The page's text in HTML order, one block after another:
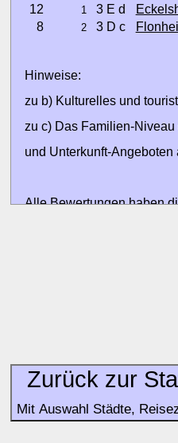
12 1 3 E d
8 2 3 D c
Hinweise:
zu b) Kulturelles und
zu c) Das Familien-
und Unterkunft-Angeboten
Alle Bewertungen haben
Mit Auswahl Städte,